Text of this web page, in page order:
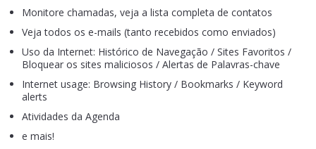
Monitore chamadas, veja a lista completa de contatos
Veja todos os e-mails (tanto recebidos como enviados)
Uso da Internet: Histórico de Navegação / Sites Favoritos /
Bloquear os sites maliciosos / Alertas de Palavras-chave
Internet usage: Browsing History / Bookmarks / Keyword
alerts
Atividades da Agenda
e mais!